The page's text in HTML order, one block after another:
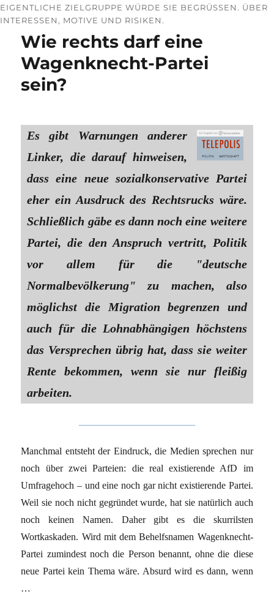
EIGENTLICHE ZIELGRUPPE WÜRDE SIE BEGRÜSSEN. ÜBER I
NTERESSEN, MOTIVE UND RISIKEN.
Wie rechts darf eine
Wagenknecht-Partei
sein?
Es gibt Warnungen anderer
Linker, die darauf hinweisen,
dass eine neue sozialkonservative Partei
eher ein Ausdruck des Rechtsrucks wäre.
Schließlich gäbe es dann noch eine weitere
Partei, die den Anspruch vertritt, Politik
vor allem für die "deutsche
Normalbevölkerung" zu machen, also
möglichst die Migration begrenzen und
auch für die Lohnabhängigen höchstens
das Versprechen übrig hat, dass sie weiter
Rente bekommen, wenn sie nur fleißig
arbeiten.
Manchmal entsteht der Eindruck, die Medien sprechen nur
noch über zwei Parteien: die real existierende AfD im
Umfragehoch – und eine noch gar nicht existierende Partei.
Weil sie noch nicht gegründet wurde, hat sie natürlich auch
noch keinen Namen. Daher gibt es die skurrilsten
Wortkaskaden. Wird mit dem Behelfsnamen Wagenknecht-
Partei zumindest noch die Person benannt, ohne die diese
neue Partei kein Thema wäre. Absurd wird es dann, wenn
…